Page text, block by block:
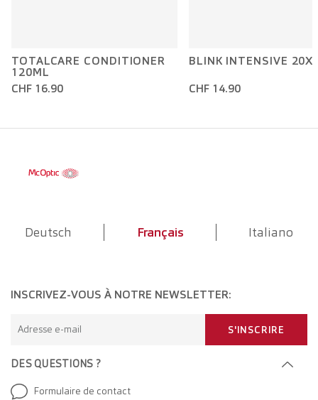
TOTALCARE CONDITIONER
120ML
CHF 16.90
BLINK INTENSIVE
CHF 14.90
Deutsch Français Italiano
DES QUESTIONS ?
Formulaire de contact
INSCRIVEZ-VOUS À NOTRE NEWSLETTER:
Adresse e-mail S'INSCRIRE